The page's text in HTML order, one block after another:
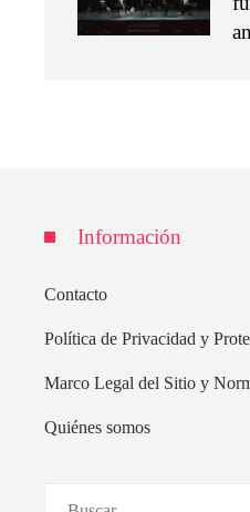
Información
Contacto
Política de Privacidad y
Marco Legal del Sitio y
Quiénes somos